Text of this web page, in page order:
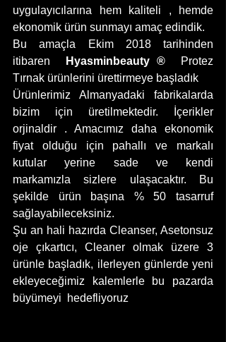
uygulayıcılarına hem kaliteli , hemde
ekonomik ürün sunmayı amaç edindik.
Bu amaçla Ekim 2018 tarihinden
itibaren
Hyasminbeauty ®
Protez
Tırnak ürünlerini ürettirmeye başladık
Ürünlerimiz Almanyadaki fabrikalarda
bizim için üretilmektedir. İçerikler
orjinaldir . Amacımız daha ekonomik
fiyat olduğu için pahallı ve markalı
kutular yerine sade ve kendi
markamızla sizlere ulaşacaktır. Bu
şekilde ürün başına % 50 tasarruf
sağlayabileceksiniz.
Şu an hali hazırda Cleanser, Asetonsuz
oje çıkartıcı, Cleaner olmak üzere 3
ürünle başladık, ilerleyen günlerde yeni
ekleyeceğimiz kalemlerle bu pazarda
büyümeyi  hedefliyoruz